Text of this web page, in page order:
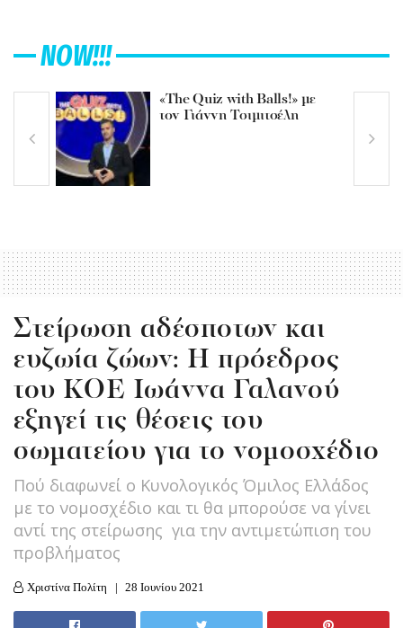
NOW!!!
«The Quiz with Balls!» με
τον Γιάννη Τσιμιτσέλη
Στείρωση αδέσποτων και
ευζωία ζώων: Η πρόεδρος
του ΚΟΕ Ιωάννα Γαλανού
εξηγεί τις θέσεις του
σωματείου για το νομοσχέδιο
Πού διαφωνεί ο Κυνολογικός Όμιλος Ελλάδος
με το νομοσχέδιο και τι θα μπορούσε να γίνει
αντί της στείρωσης για την αντιμετώπιση του
προβλήματος
Χριστίνα Πολίτη 28 Ιουνίου 2021